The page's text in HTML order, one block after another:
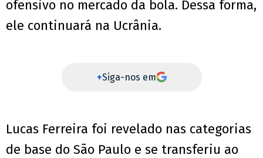
ofensivo no mercado da bola. Dessa forma,
ele continuará na Ucrânia.
+Siga-nos em
Lucas Ferreira foi revelado nas categorias
de base do São Paulo e se transferiu ao